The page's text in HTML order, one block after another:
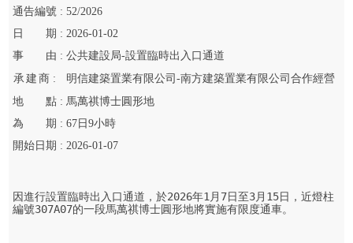
通告編號 :52/2026
日
期 :2026-01-02
事
由 :公共建設局-設置臨時出入口通道
承建 商 :
明信建築置業有限公司-南方建築置業有限公司合作經營
地
點 :馬萬祺博士圓形地
為
期 :67 日9小時
開始 日期 :2026-01-07
因進行設置臨時出入口通道，於2026年1月7日至3月15日，近燈柱
編號307A07的一段馬萬祺博士圓形地將實施有限度通車。